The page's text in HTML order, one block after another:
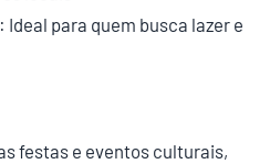
para quem busca lazer e
festas e eventos culturais,